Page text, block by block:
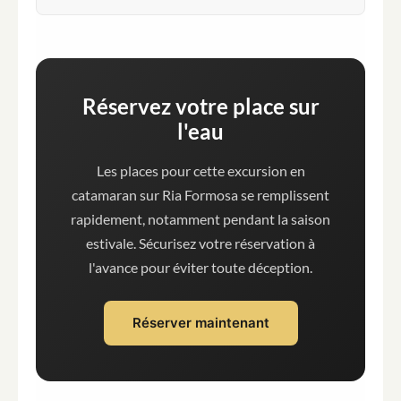
Réservez votre place sur
l'eau
Les places pour cette excursion en
catamaran sur Ria Formosa se remplissent
rapidement, notamment pendant la saison
estivale. Sécurisez votre réservation à
l'avance pour éviter toute déception.
Réserver maintenant